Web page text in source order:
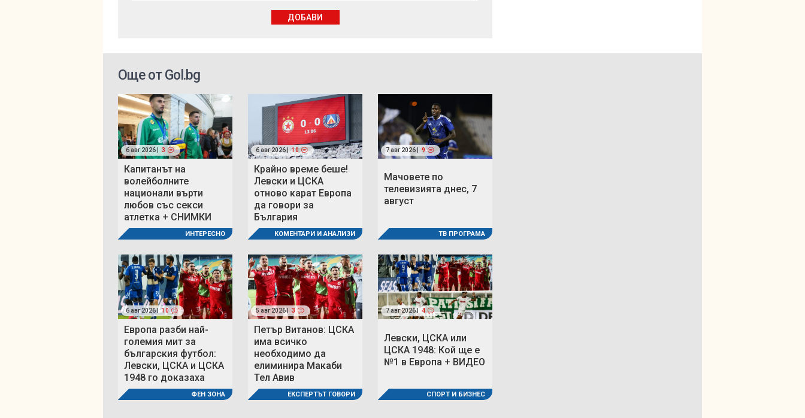
ДОБАВИ
Още от Gol.bg
6 авг 2026 | 3
Капитанът на
волейболните
национали върти
любов със секси
атлетка + СНИМКИ
ИНТЕРЕСНО
6 авг 2026 | 10
Крайно време беше!
Левски и ЦСКА
отново карат Европа
да говори за
България
КОМЕНТАРИ И АНАЛИЗИ
7 авг 2026 | 9
Мачовете по
телевизията днес, 7
август
ТВ ПРОГРАМА
6 авг 2026 | 10
Европа разби най-
големия мит за
българския футбол:
Левски, ЦСКА и ЦСКА
1948 го доказаха
ФЕН ЗОНА
5 авг 2026 | 3
Петър Витанов: ЦСКА
има всичко
необходимо да
елиминира Макаби
Тел Авив
ЕКСПЕРТЪТ ГОВОРИ
7 авг 2026 | 4
Левски, ЦСКА или
ЦСКА 1948: Кой ще е
№1 в Европа + ВИДЕО
СПОРТ И БИЗНЕС